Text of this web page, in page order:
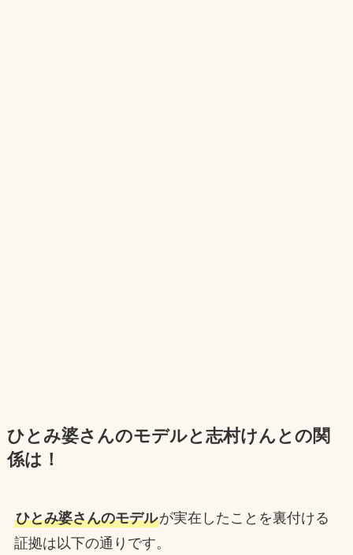
ひとみ婆さんのモデルと志村けんとの関
係は！
ひとみ婆さんのモデルが実在したことを裏付ける
証拠は以下の通りです。